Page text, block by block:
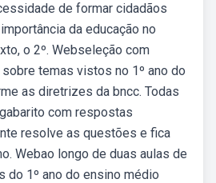
de formar cidadãos
da educação no
o 2º. Webseleção com
temas vistos no 1º ano do
as diretrizes da bncc. Todas
com respostas
resolve as questões e fica
Webao longo de duas aulas de
do 1º ano do ensino médio